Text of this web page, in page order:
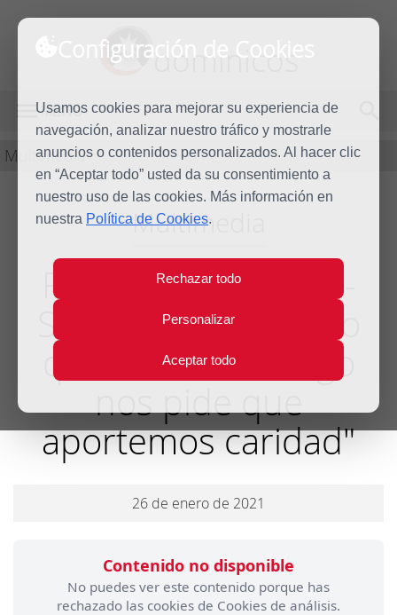
Configuración de Cookies
Usamos cookies para mejorar su experiencia de
navegación, analizar nuestro tráfico y mostrarle
anuncios o contenidos personalizados. Al hacer clic
en “Aceptar todo” usted da su consentimiento a
nuestro uso de las cookies. Más información en
nuestra Política de Cookies.
Rechazar todo
Personalizar
Aceptar todo
dominicos
MENÚ
Multimedia
Multimedia
Fr. Jean Ariel Bauza-
Salinas, O. P.:"Pienso
que santo Domingo
nos pide que
aportemos caridad"
26 de enero de 2021
Contenido no disponible
No puedes ver este contenido porque has
rechazado las cookies de Cookies de análisis.